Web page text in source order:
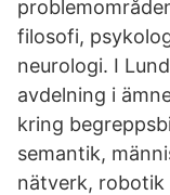
filosofi,
neurologi. I
avdelning i
kring
semantik,
nätverk, robotik